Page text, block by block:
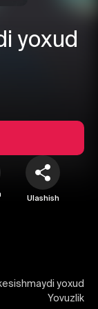
yoxud
Ulashish
yoxud
Yovuzlik